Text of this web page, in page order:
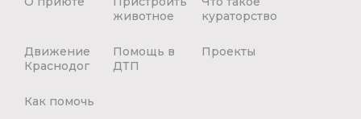
животное
кураторство
Движение
Краснодог
Помощь в
ДТП
Проекты
Как помочь